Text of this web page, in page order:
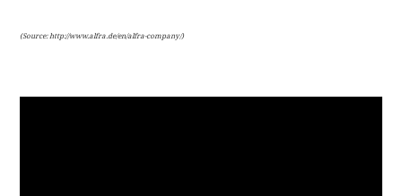
(Source: http://www.alfra.de/en/alfra-company/)